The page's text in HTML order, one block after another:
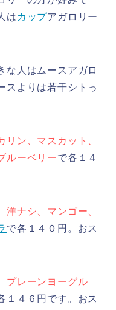
は カップアガロリー
な人はムースアガロ
スよりは若干シトっ
リン、マスカット、
ルーベリーで各１４
洋ナシ、マンゴー、
で各１４０円。おス
プレーンヨーグル
１４６円です。おス